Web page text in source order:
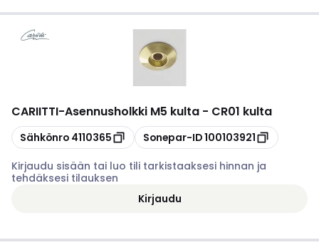
CARIITTI-Asennusholkki M5 kulta - CR01 kulta
Kopioi
Sähkönro 4110365 Kopioi
Sonepar-ID100103921
Kirjaudu sisään tai luo tili tarkistaaksesi hinnan ja
tehdäksesi tilauksen
Kirjaudu